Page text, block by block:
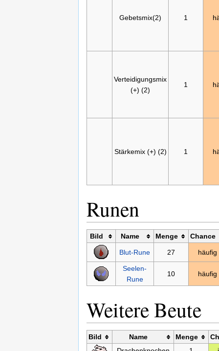
Gebetsmix(2) 1
Verteidigungsmix
(+) (2)
1
Stärkemix (+) (2) 1
Runen
Bild Name Menge Chance
Blut-Rune 27 häufig
Seelen-
Rune
10 häufig
Weitere Beute
Bild Name Menge